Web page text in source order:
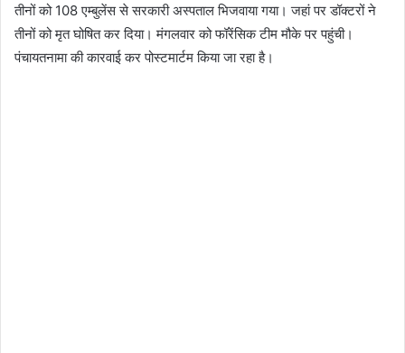
तीनों को 108 एम्‍बुलेंस से सरकारी अस्पताल भिजवाया गया। जहां पर डॉक्टरों ने
तीनों को मृत घोषित कर दिया। मंगलवार को फॉरेंसिक टीम मौके पर पहुंची।
पंचायतनामा की कारवाई कर पोस्टमार्टम किया जा रहा है।